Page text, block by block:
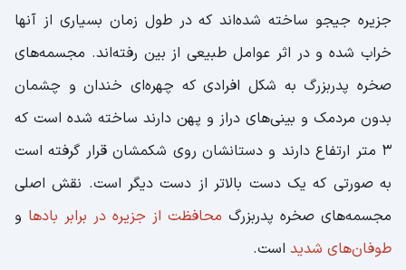
جزیره جیجو ساخته شده‌اند که در طول زمان بسیاری از آنها
خراب شده و در اثر عوامل طبیعی از بین رفته‌اند. مجسمه‌های
صخره پدربزرگ به شکل افرادی که چهره‌ای خندان و چشمان
بدون مردمک و بینی‌های دراز و پهن دارند ساخته شده است که
3 متر ارتفاع دارند و دستانشان روی شکمشان قرار گرفته است
به صورتی که یک دست بالاتر از دست دیگر است. نقش اصلی
مجسمه‌های صخره پدربزرگ محافظت از جزیره در برابر بادها و
طوفان‌های شدید است.